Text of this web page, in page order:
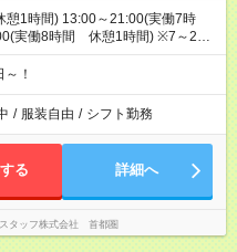
1時間) 13:00～21:00(実働7時
実働8時間 休憩1時間) ※7～23
談OK♪早朝・夜シフト可能な方歓
！
/ 服装自由 / シフト勤務
る 詳細へ
タッフ株式会社 首都圏